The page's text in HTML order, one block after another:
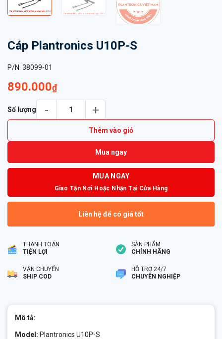
Cáp Plantronics U10P-S
P/N: 38099-01
890.000₫
Số lượng
Thêm vào giỏ
Mua ngay
MUA NGAY
Giao Tận Nơi Hoặc Nhận Tại Cửa Hàng
Liên hệ để có giá tốt
THANH TOÁN
TIỆN LỢI
SẢN PHẨM
CHÍNH HÃNG
VẬN CHUYỂN
SHIP COD
HỖ TRỢ 24/7
CHUYÊN NGHIỆP
Mô tả:
Model: Plantronics U10P-S